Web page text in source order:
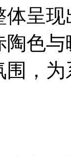
呈
色
，